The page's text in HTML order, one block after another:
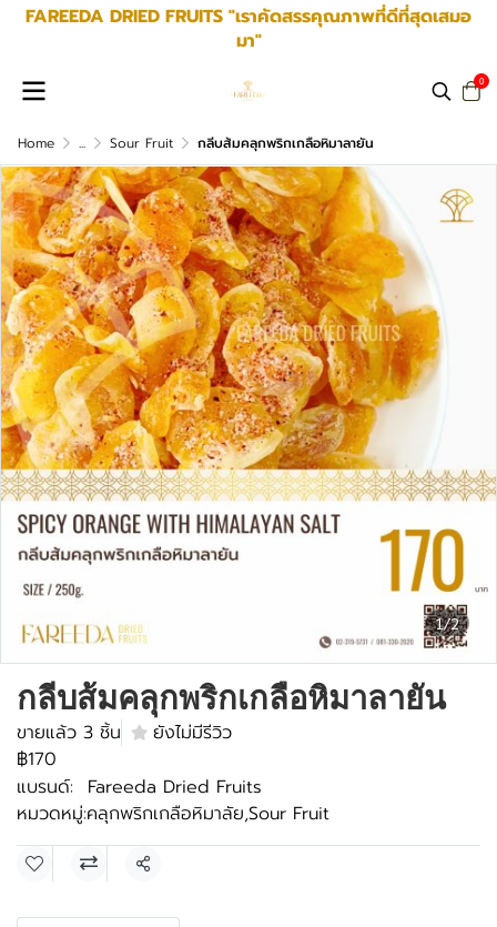
FAREEDA DRIED FRUITS "เราคัดสรรคุณภาพที่ดีที่สุดเสมอ
มา"
0
Home ... Sour Fruit กลีบส้มคลุกพริกเกลือหิมาลายัน
1/2
กลีบส้มคลุกพริกเกลือหิมาลายัน
ขายแล้ว 3 ชิ้น
ยังไม่มีรีวิว
฿170
แบรนด์:
Fareeda Dried Fruits
หมวดหมู่:คลุกพริกเกลือหิมาลัย,Sour Fruit
แชร์